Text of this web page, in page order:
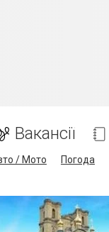
Вакансії
/ Мото Погода